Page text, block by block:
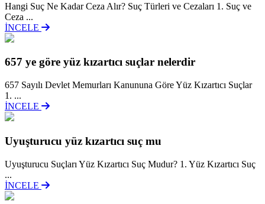
Hangi Suç Ne Kadar Ceza Alır? Suç Türleri ve Cezaları 1. Suç ve
Ceza ...
İNCELE
657 ye göre yüz kızartıcı suçlar nelerdir
657 Sayılı Devlet Memurları Kanununa Göre Yüz Kızartıcı Suçlar
1. ...
İNCELE
Uyuşturucu yüz kızartıcı suç mu
Uyuşturucu Suçları Yüz Kızartıcı Suç Mudur? 1. Yüz Kızartıcı Suç
...
İNCELE